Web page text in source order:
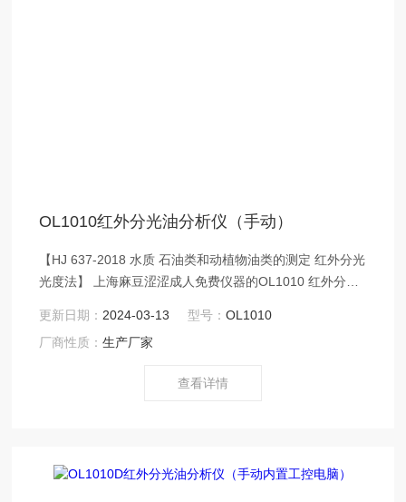
OL1010红外分光油分析仪（手动）
【HJ 637-2018 水质 石油类和动植物油类的测定 红外分光
光度法】 上海麻豆涩涩成人免费仪器的OL1010 红外分光
油类的测定 红外分光光度法，使用四氯乙烯试剂
萃取剂。对生活污水、工业废水中含油量的
系统，更小体积，更短光程，更
更新日期： 2024-03-13 型号：OL1010
厂商性质：生产厂家
查看详情